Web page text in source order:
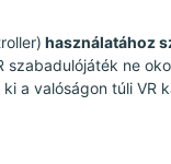
használatához
ne
a valóságon túli VR